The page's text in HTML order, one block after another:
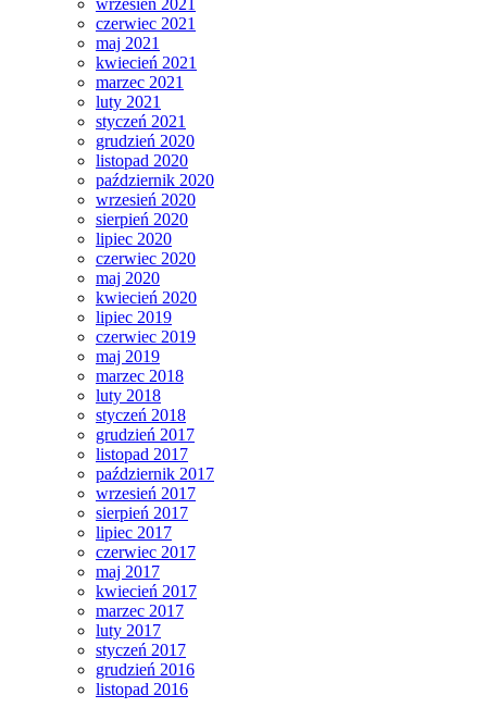
wrzesień 2021
czerwiec 2021
maj 2021
kwiecień 2021
marzec 2021
luty 2021
styczeń 2021
grudzień 2020
listopad 2020
październik 2020
wrzesień 2020
sierpień 2020
lipiec 2020
czerwiec 2020
maj 2020
kwiecień 2020
lipiec 2019
czerwiec 2019
maj 2019
marzec 2018
luty 2018
styczeń 2018
grudzień 2017
listopad 2017
październik 2017
wrzesień 2017
sierpień 2017
lipiec 2017
czerwiec 2017
maj 2017
kwiecień 2017
marzec 2017
luty 2017
styczeń 2017
grudzień 2016
listopad 2016